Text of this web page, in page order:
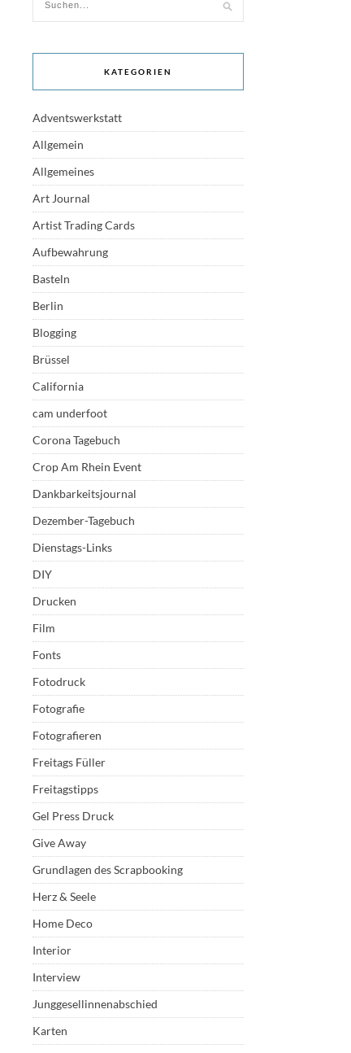
KATEGORIEN
Adventswerkstatt
Allgemein
Allgemeines
Art Journal
Artist Trading Cards
Aufbewahrung
Basteln
Berlin
Blogging
Brüssel
California
cam underfoot
Corona Tagebuch
Crop Am Rhein Event
Dankbarkeitsjournal
Dezember-Tagebuch
Dienstags-Links
DIY
Drucken
Film
Fonts
Fotodruck
Fotografie
Fotografieren
Freitags Füller
Freitagstipps
Gel Press Druck
Give Away
Grundlagen des Scrapbooking
Herz & Seele
Home Deco
Interior
Interview
Junggesellinnenabschied
Karten